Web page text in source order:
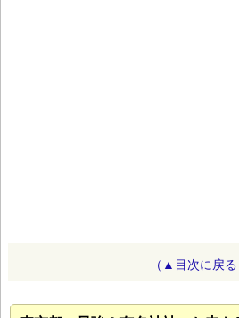
（▲目次に戻る